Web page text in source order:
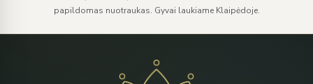
papildomas nuotraukas. Gyvai laukiame Klaipėdoje.